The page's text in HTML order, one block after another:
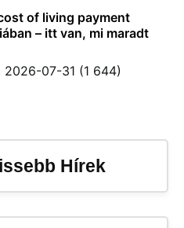
of living payment
– itt van, mi maradt
2026-07-31 (1 644)
Hírek